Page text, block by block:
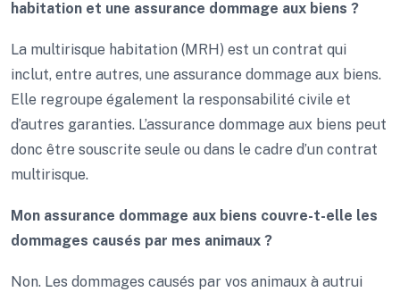
habitation et une assurance dommage aux biens ?
La multirisque habitation (MRH) est un contrat qui
inclut, entre autres, une assurance dommage aux biens.
Elle regroupe également la responsabilité civile et
d’autres garanties. L’assurance dommage aux biens peut
donc être souscrite seule ou dans le cadre d’un contrat
multirisque.
Mon assurance dommage aux biens couvre-t-elle les
dommages causés par mes animaux ?
Non. Les dommages causés par vos animaux à autrui